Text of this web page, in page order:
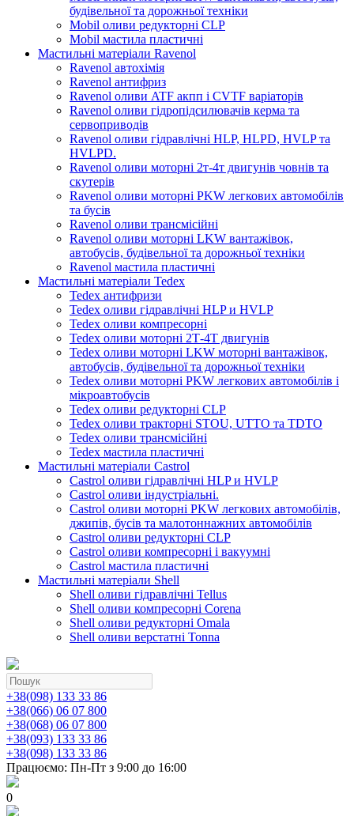
будівельної та дорожньої техніки
Mobil оливи редукторні CLP
Mobil мастила пластичні
Мастильні матеріали Ravenol
Ravenol автохімія
Ravenol антифриз
Ravenol оливи ATF акпп і CVTF варіаторів
Ravenol оливи гідропідсилювачів керма та
сервоприводів
Ravenol оливи гідравлічні HLP, HLPD, HVLP та
HVLPD.
Ravenol оливи моторні 2т-4т двигунів човнів та
скутерів
Ravenol оливи моторні PKW легкових автомобілів
та бусів
Ravenol оливи трансмісійні
Ravenol оливи моторні LKW вантажівок,
автобусів, будівельної та дорожньої техніки
Ravenol мастила пластичні
Мастильні матеріали Tedex
Tedex антифризи
Tedex оливи гідравлічні HLP и HVLP
Tedex оливи компресорні
Tedex оливи моторні 2Т-4Т двигунів
Tedex оливи моторні LKW моторні вантажівок,
автобусів, будівельної та дорожньої техніки
Tedex оливи моторні PKW легкових автомобілів і
мікроавтобусів
Tedex оливи редукторні CLP
Tedex оливи тракторні STOU, UTTO та TDTO
Tedex оливи трансмісійні
Tedex мастила пластичні
Мастильні матеріали Castrol
Castrol оливи гідравлічні HLP и HVLP
Castrol оливи індустріальні.
Castrol оливи моторні PKW легкових автомобілів,
джипів, бусів та малотоннажних автомобілів
Castrol оливи редукторні CLP
Castrol оливи компресорні і вакуумні
Castrol мастила пластичні
Мастильні матеріали Shell
Shell оливи гідравлічні Tellus
Shell оливи компресорні Corena
Shell оливи редукторні Omala
Shell оливи верстатні Tonna
+38(098) 133 33 86
+38(066) 06 07 800
+38(068) 06 07 800
+38(093) 133 33 86
+38(098) 133 33 86
Працюємо: Пн-Пт з 9:00 до 16:00
0